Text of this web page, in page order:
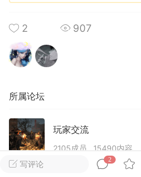
单机辅助引流私下售卖服务器外
作弊模组的发布规范近期收到一些
作弊模组在联机服务器使用,为了维
环境，中文网特此发布以下声明，
汉
72 2.21w
大人
Lv.8
写评论
2
2 907
所属论坛
玩家交流
2105成员 15490内容
为七日杀玩家提供交流、提问、